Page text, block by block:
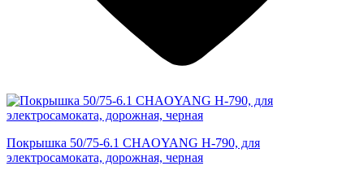
Покрышка 50/75-6.1 CHAOYANG H-790, для
электросамоката, дорожная, черная